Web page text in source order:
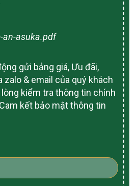
an-asuka.pdf
gửi bảng giá, Ưu đãi,
zalo & email của quý khách
kiểm tra thông tin chính
kết bảo mật thông tin